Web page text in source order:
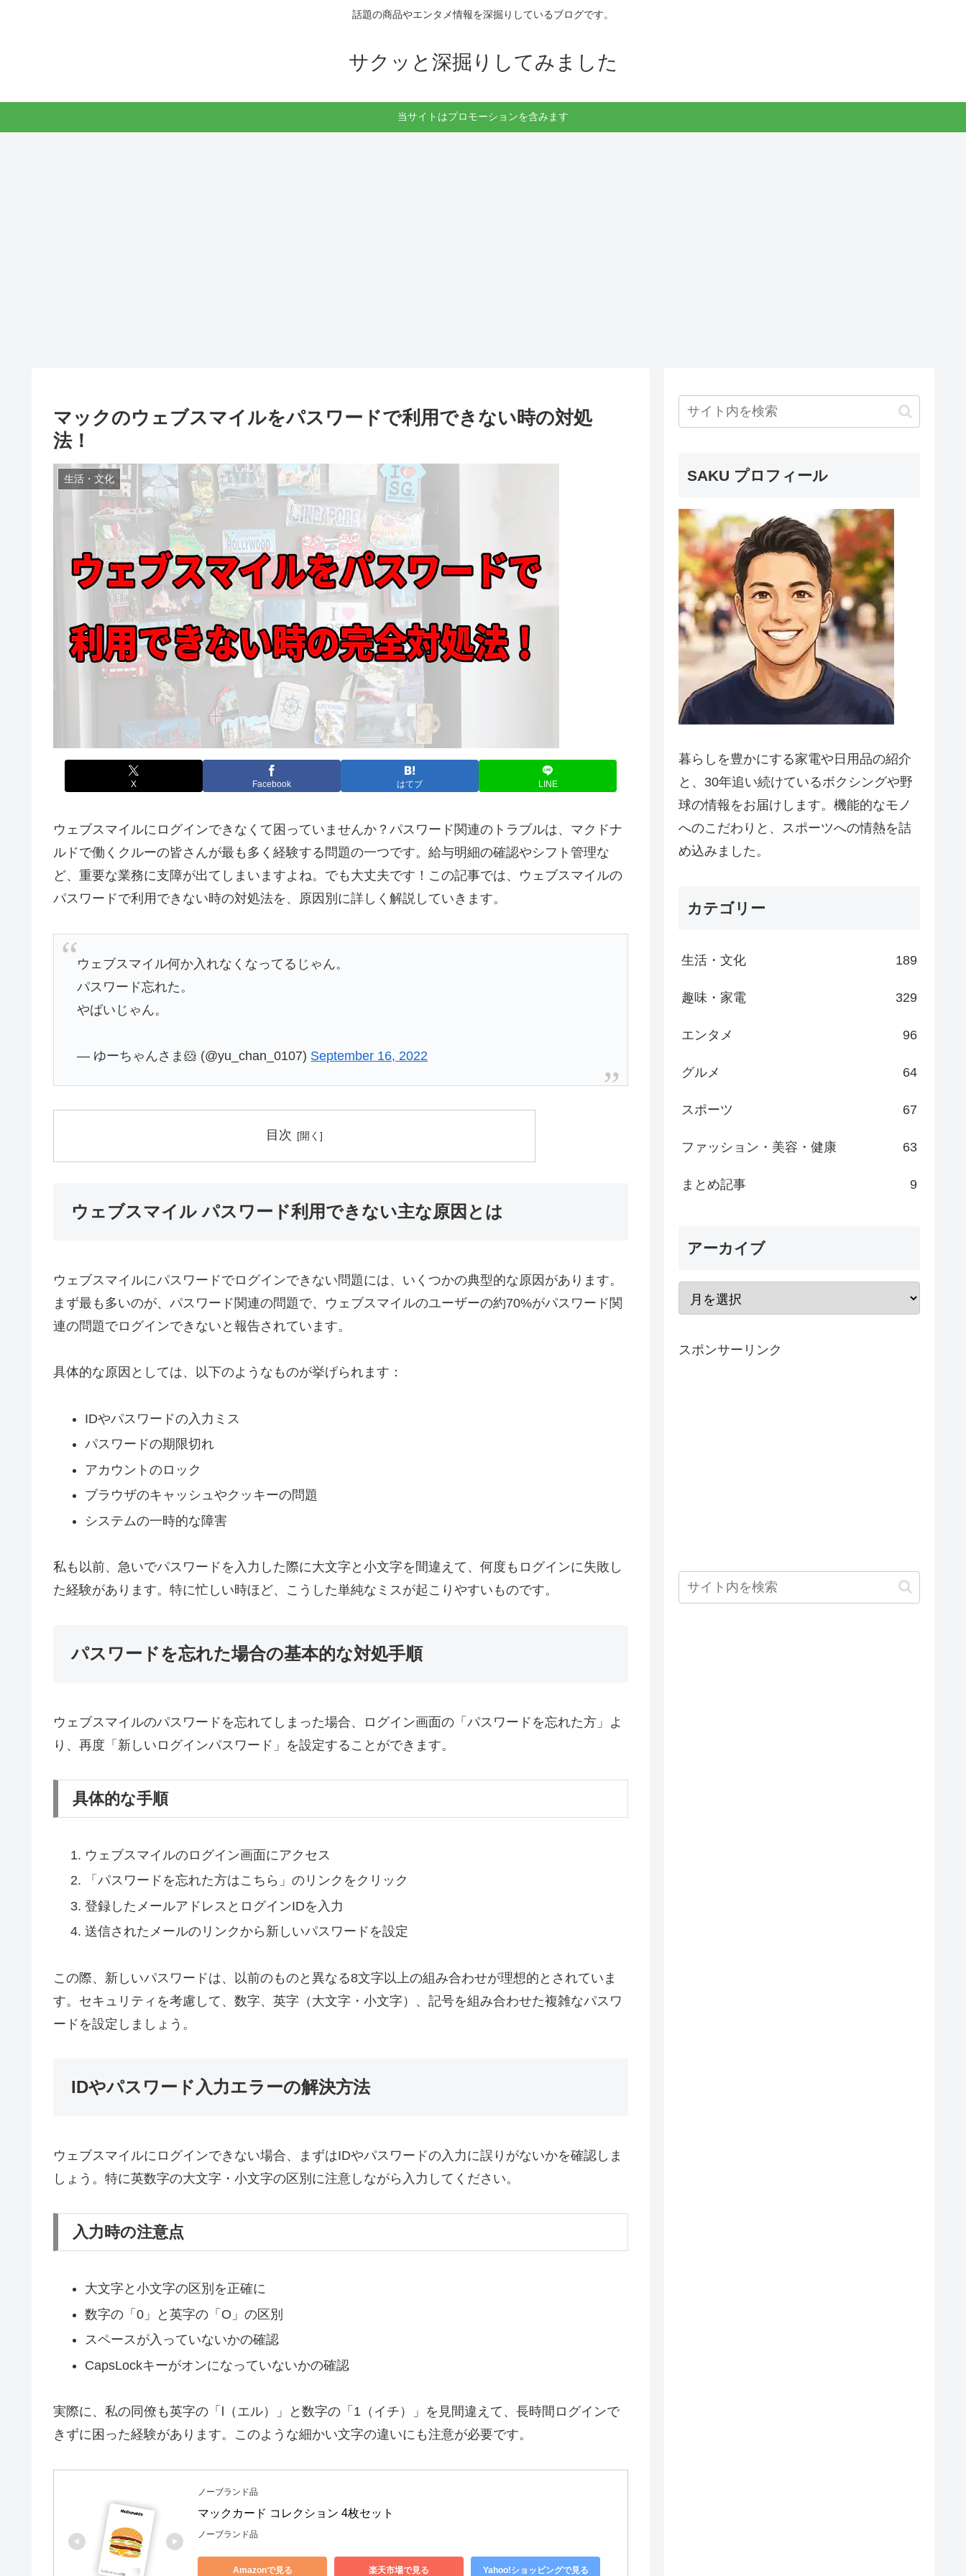
話題の商品やエンタメ情報を深掘りしているブログです。
サクッと深掘りしてみました
当サイトはプロモーションを含みます
マックのウェブスマイルをパスワードで利用できない時の対処
法！
生活・文化
X Facebook はてブ LINE
ウェブスマイルにログインできなくて困っていませんか？パスワード関連のトラブルは、マクドナ
ルドで働くクルーの皆さんが最も多く経験する問題の一つです。給与明細の確認やシフト管理な
ど、重要な業務に支障が出てしまいますよね。でも大丈夫です！この記事では、ウェブスマイルの
パスワードで利用できない時の対処法を、原因別に詳しく解説していきます。
ウェブスマイル何か入れなくなってるじゃん。
パスワード忘れた。
やばいじゃん。
— ゆーちゃんさま🐹 (@yu_chan_0107) September 16, 2022
目次
ウェブスマイル パスワード利用できない主な原因とは
ウェブスマイルにパスワードでログインできない問題には、いくつかの典型的な原因があります。
まず最も多いのが、パスワード関連の問題で、ウェブスマイルのユーザーの約70%がパスワード関
連の問題でログインできないと報告されています。
具体的な原因としては、以下のようなものが挙げられます：
IDやパスワードの入力ミス
パスワードの期限切れ
アカウントのロック
ブラウザのキャッシュやクッキーの問題
システムの一時的な障害
私も以前、急いでパスワードを入力した際に大文字と小文字を間違えて、何度もログインに失敗し
た経験があります。特に忙しい時ほど、こうした単純なミスが起こりやすいものです。
パスワードを忘れた場合の基本的な対処手順
ウェブスマイルのパスワードを忘れてしまった場合、ログイン画面の「パスワードを忘れた方」よ
り、再度「新しいログインパスワード」を設定することができます。
具体的な手順
ウェブスマイルのログイン画面にアクセス
「パスワードを忘れた方はこちら」のリンクをクリック
登録したメールアドレスとログインIDを入力
送信されたメールのリンクから新しいパスワードを設定
この際、新しいパスワードは、以前のものと異なる8文字以上の組み合わせが理想的とされていま
す。セキュリティを考慮して、数字、英字（大文字・小文字）、記号を組み合わせた複雑なパスワ
ードを設定しましょう。
IDやパスワード入力エラーの解決方法
ウェブスマイルにログインできない場合、まずはIDやパスワードの入力に誤りがないかを確認しま
しょう。特に英数字の大文字・小文字の区別に注意しながら入力してください。
入力時の注意点
大文字と小文字の区別を正確に
数字の「0」と英字の「O」の区別
スペースが入っていないかの確認
CapsLockキーがオンになっていないかの確認
実際に、私の同僚も英字の「l（エル）」と数字の「1（イチ）」を見間違えて、長時間ログインで
きずに困った経験があります。このような細かい文字の違いにも注意が必要です。
ノーブランド品
マックカード コレクション 4枚セット
ノーブランド品
Amazonで見る 楽天市場で見る Yahoo!ショッピングで見る
SAKU プロフィール
暮らしを豊かにする家電や日用品の紹介
と、30年追い続けているボクシングや野
球の情報をお届けします。機能的なモノ
へのこだわりと、スポーツへの情熱を詰
め込みました。
カテゴリー
生活・文化 189
趣味・家電 329
エンタメ 96
グルメ 64
スポーツ 67
ファッション・美容・健康 63
まとめ記事 9
アーカイブ
スポンサーリンク